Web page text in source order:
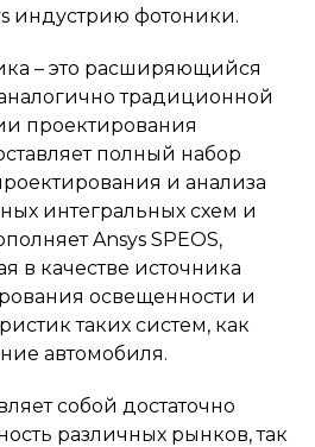
индустрию фотоники.
– это расширяющийся
традиционной
проектирования
полный набор
и анализа
интегральных схем и
Ansys SPEOS,
в качестве источника
освещенности и
таких систем, как
автомобиля.
собой достаточно
различных рынков, так